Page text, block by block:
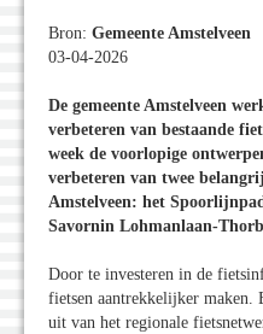
Bron: Gemeente Amstelveen
03-04-2026
De gemeente Amstelveen
verbeteren van bestaande
week de voorlopige
verbeteren van twee
Amstelveen: het
Savornin Lohmanlaan-
Door te investeren in de
fietsen aantrekkelijker maken.
uit van het regionale